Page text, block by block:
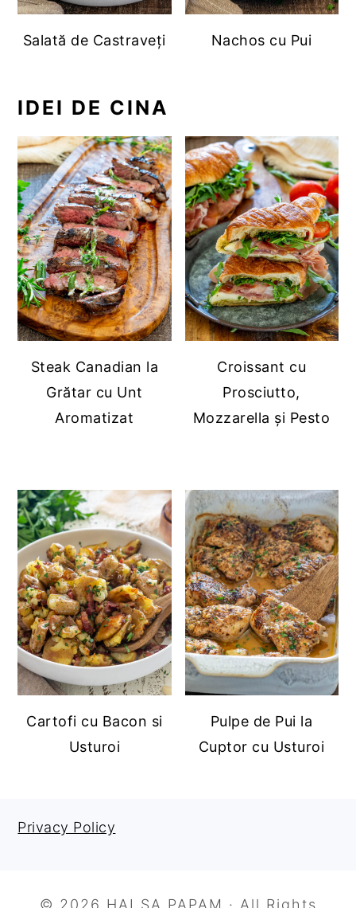
Salată de Castraveți Nachos cu Pui
IDEI DE CINA
Steak Canadian la
Grătar cu Unt
Aromatizat
Croissant cu
Prosciutto,
Mozzarella și Pesto
Cartofi cu Bacon si
Usturoi
Pulpe de Pui la
Cuptor cu Usturoi
Privacy Policy
© 2026 HAI SA PAPAM · All Rights